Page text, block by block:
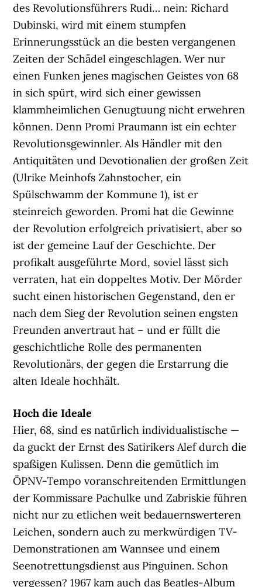
des Revolutionsführers Rudi… nein: Richard
Dubinski, wird mit einem stumpfen
Erinnerungsstück an die besten vergangenen
Zeiten der Schädel eingeschlagen. Wer nur
einen Funken jenes magischen Geistes von 68
in sich spürt, wird sich einer gewissen
klammheimlichen Genugtuung nicht erwehren
können. Denn Promi Praumann ist ein echter
Revolutionsgewinnler. Als Händler mit den
Antiquitäten und Devotionalien der großen Zeit
(Ulrike Meinhofs Zahnstocher, ein
Spülschwamm der Kommune 1), ist er
steinreich geworden. Promi hat die Gewinne
der Revolution erfolgreich privatisiert, aber so
ist der gemeine Lauf der Geschichte. Der
profikalt ausgeführte Mord, soviel lässt sich
verraten, hat ein doppeltes Motiv. Der Mörder
sucht einen historischen Gegenstand, den er
nach dem Sieg der Revolution seinen engsten
Freunden anvertraut hat – und er füllt die
geschichtliche Rolle des permanenten
Revolutionärs, der gegen die Erstarrung die
alten Ideale hochhält.
Hoch die Ideale
Hier, 68, sind es natürlich individualistische —
da guckt der Ernst des Satirikers Alef durch die
spaßigen Kulissen. Denn die gemütlich im
ÖPNV-Tempo voranschreitenden Ermittlungen
der Kommissare Pachulke und Zabriskie führen
nicht nur zu etlichen weit bedauernswerteren
Leichen, sondern auch zu merkwürdigen TV-
Demonstrationen am Wannsee und einem
Seenotrettungsdienst aus Pinguinen. Schon
vergessen? 1967 kam auch das Beatles-Album